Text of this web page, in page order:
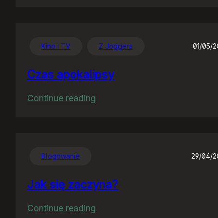
Kino i TV Z Joggera 01/05/
Czas apokalipsy
Continue reading
Blogowanie 29/04/
Jak się zaczyna?
Continue reading